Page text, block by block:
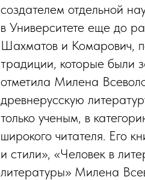
создателем отдельной
в Университете еще до
Шахматов и Комарович,
традиции, которые были
отметила Милена
древнерусскую
только ученым, в
широкого читателя. Его
и стили», «Человек в
литературы» Милена